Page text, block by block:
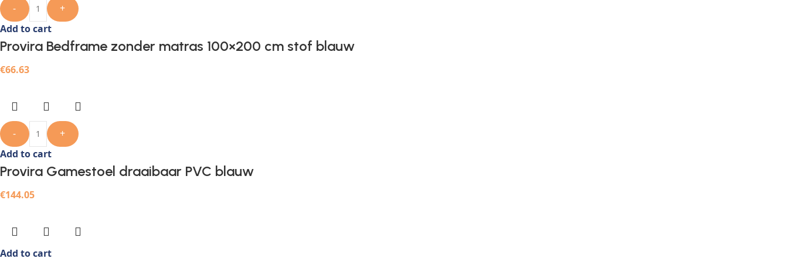
-
+
Add to cart
Provira Bedframe zonder matras 100×200 cm stof blauw
€66.63
-
+
Add to cart
Provira Gamestoel draaibaar PVC blauw
€144.05
Add to cart